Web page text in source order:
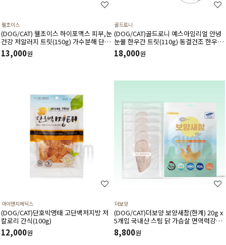
웰초이스
(DOG/CAT) 웰초이스 하이포맥스 피부,눈
건강 저알러지 트릿(150g) 가수분해 단일
단백질, 식이알러지 감소에 도움
13,000원
골드로니
(DOG/CAT)골드로니 예스아임리얼 안녕
눈물 한우간 트릿(110g) 동결건조 한우간
눈건강 간기능
18,000원
아이앤지메딕스
(DOG/CAT)단호박명태 고단백저지방 저
칼로리 간식(100g)
12,000원
더보양
(DOG/CAT)더보양 보양새참(한계) 20g x
5개입 국내산 스팀 닭 가슴살 면역력강화
눈건강 피부피모건강
8,800원